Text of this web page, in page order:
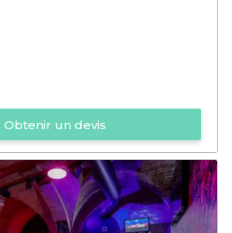
Obtenir un devis